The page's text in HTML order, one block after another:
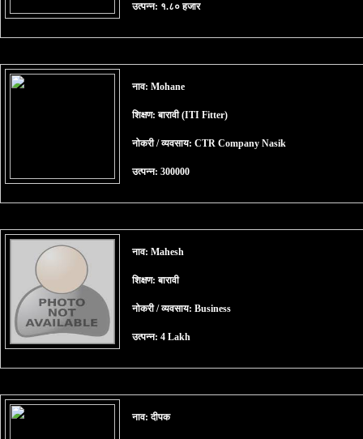
उत्पन्न: १.८० हजार
नाव: Mohane
शिक्षण: बारावी (ITI Fitter)
नोकरी / व्यवसाय: CTR Company Nasik
उत्पन्न: 300000
नाव: Mahesh
शिक्षण: बारावी
नोकरी / व्यवसाय: Business
उत्पन्न: 4 Lakh
नाव: दीपक